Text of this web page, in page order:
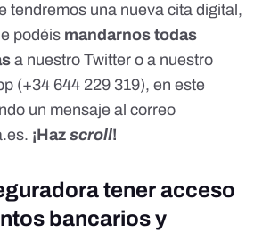
tendremos una nueva cita digital,
podéis mandarnos todas
a nuestro Twitter o a nuestro
(+34 644 229 319), en este
un mensaje al correo
. ¡Haz scroll!
tener acceso
bancarios y